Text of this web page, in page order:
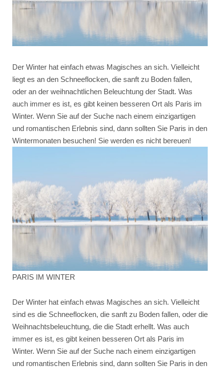
Der Winter hat einfach etwas Magisches an sich. Vielleicht
liegt es an den Schneeflocken, die sanft zu Boden fallen,
oder an der weihnachtlichen Beleuchtung der Stadt. Was
auch immer es ist, es gibt keinen besseren Ort als Paris im
Winter. Wenn Sie auf der Suche nach einem einzigartigen
und romantischen Erlebnis sind, dann sollten Sie Paris in den
Wintermonaten besuchen! Sie werden es nicht bereuen!
PARIS IM WINTER
Der Winter hat einfach etwas Magisches an sich. Vielleicht
sind es die Schneeflocken, die sanft zu Boden fallen, oder die
Weihnachtsbeleuchtung, die die Stadt erhellt. Was auch
immer es ist, es gibt keinen besseren Ort als Paris im
Winter. Wenn Sie auf der Suche nach einem einzigartigen
und romantischen Erlebnis sind, dann sollten Sie Paris in den